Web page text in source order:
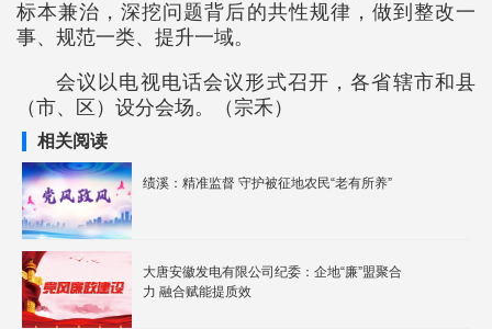
标本兼治，深挖问题背后的共性规律，做到整改一
事、规范一类、提升一域。
会议以电视电话会议形式召开，各省辖市和县
（市、区）设分会场。（宗禾）
相关阅读
绩溪：精准监督 守护被征地农民“老有所养”
大唐安徽发电有限公司纪委：企地“廉”盟聚合
力 融合赋能提质效